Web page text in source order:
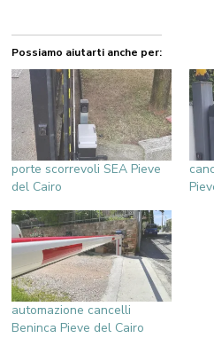
Possiamo aiutarti anche per:
porte scorrevoli SEA Pieve
del Cairo
automazione cancelli
Beninca Pieve del Cairo